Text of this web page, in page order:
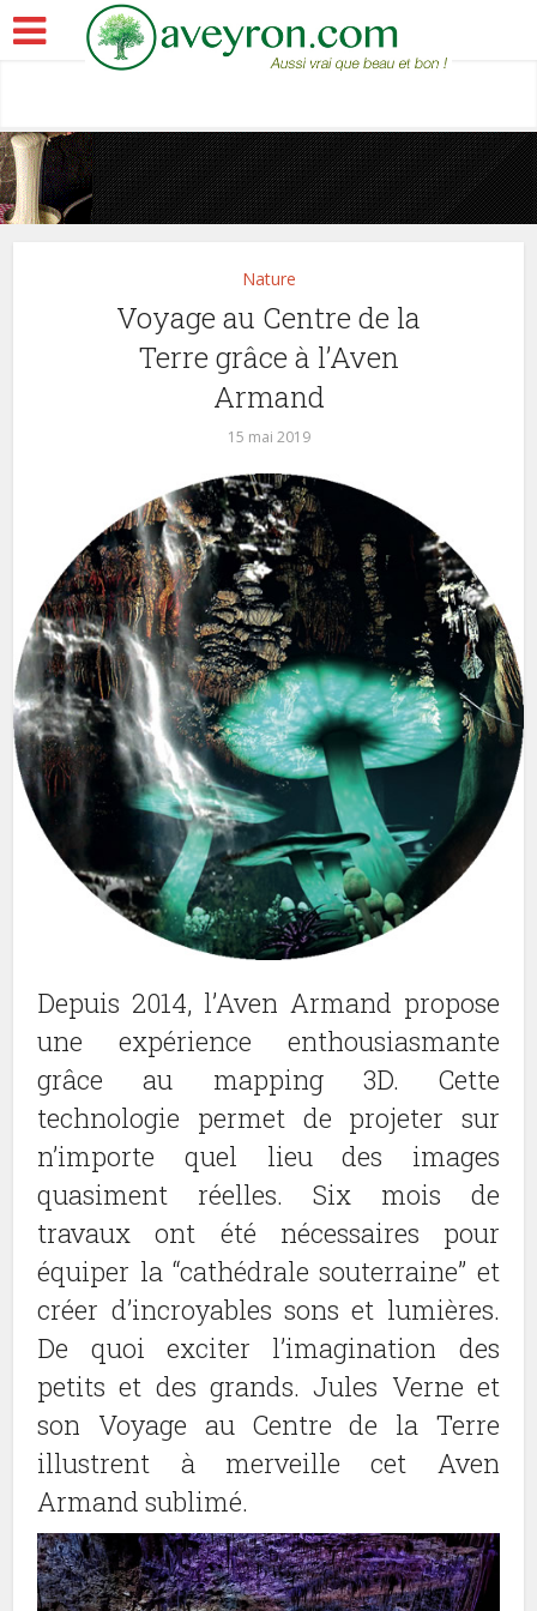
Nature
Voyage au Centre de la
Terre grâce à l’Aven
Armand
15 mai 2019
Depuis 2014, l’Aven Armand propose
une expérience enthousiasmante
grâce au mapping 3D. Cette
technologie permet de projeter sur
n’importe quel lieu des images
quasiment réelles. Six mois de
travaux ont été nécessaires pour
équiper la “cathédrale souterraine” et
créer d’incroyables sons et lumières.
De quoi exciter l’imagination des
petits et des grands. Jules Verne et
son Voyage au Centre de la Terre
illustrent à merveille cet Aven
Armand sublimé.